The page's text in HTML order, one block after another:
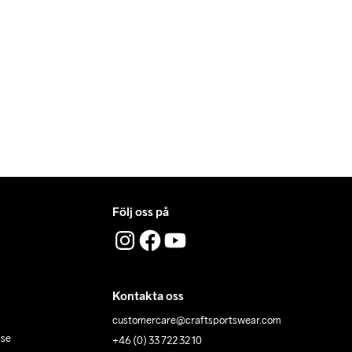
Följ oss på
Kontakta oss
customercare@craftsportswear.com
+46 (0) 33 722 32 10